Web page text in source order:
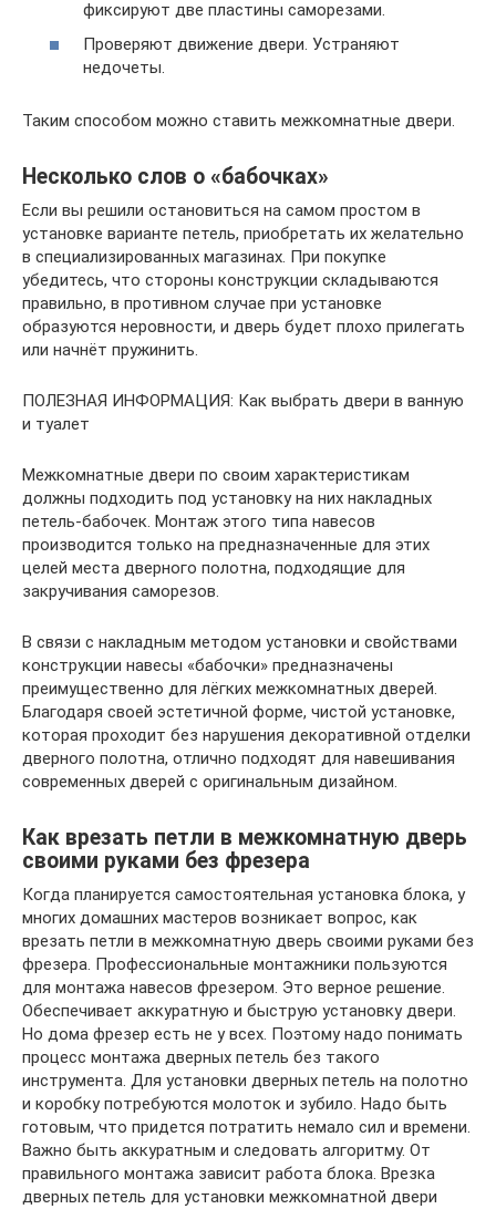
фиксируют две пластины саморезами.
Проверяют движение двери. Устраняют
недочеты.
Таким способом можно ставить межкомнатные двери.
Несколько слов о «бабочках»
Если вы решили остановиться на самом простом в
установке варианте петель, приобретать их желательно
в специализированных магазинах. При покупке
убедитесь, что стороны конструкции складываются
правильно, в противном случае при установке
образуются неровности, и дверь будет плохо прилегать
или начнёт пружинить.
ПОЛЕЗНАЯ ИНФОРМАЦИЯ: Как выбрать двери в ванную
и туалет
Межкомнатные двери по своим характеристикам
должны подходить под установку на них накладных
петель-бабочек. Монтаж этого типа навесов
производится только на предназначенные для этих
целей места дверного полотна, подходящие для
закручивания саморезов.
В связи с накладным методом установки и свойствами
конструкции навесы «бабочки» предназначены
преимущественно для лёгких межкомнатных дверей.
Благодаря своей эстетичной форме, чистой установке,
которая проходит без нарушения декоративной отделки
дверного полотна, отлично подходят для навешивания
современных дверей с оригинальным дизайном.
Как врезать петли в межкомнатную дверь
своими руками без фрезера
Когда планируется самостоятельная установка блока, у
многих домашних мастеров возникает вопрос, как
врезать петли в межкомнатную дверь своими руками без
фрезера. Профессиональные монтажники пользуются
для монтажа навесов фрезером. Это верное решение.
Обеспечивает аккуратную и быструю установку двери.
Но дома фрезер есть не у всех. Поэтому надо понимать
процесс монтажа дверных петель без такого
инструмента. Для установки дверных петель на полотно
и коробку потребуются молоток и зубило. Надо быть
готовым, что придется потратить немало сил и времени.
Важно быть аккуратным и следовать алгоритму. От
правильного монтажа зависит работа блока. Врезка
дверных петель для установки межкомнатной двери